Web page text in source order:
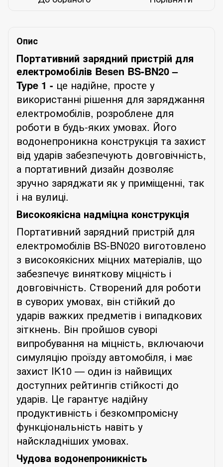
Опис
Портативний зарядний пристрій для
електромобілів Besen BS-BN20 –
Type 1 - це надійне, просте у
використанні рішення для заряджання
електромобілів, розроблене для
роботи в будь-яких умовах. Його
водонепроникна конструкція та захист
від ударів забезпечують довговічність,
а портативний дизайн дозволяє
зручно заряджати як у приміщенні, так
і на вулиці.
Високоякісна надміцна конструкція
Портативний зарядний пристрій для
електромобілів BS-BN020 виготовлено
з високоякісних міцних матеріалів, що
забезпечує виняткову міцність і
довговічність. Створений для роботи
в суворих умовах, він стійкий до
ударів важких предметів і випадкових
зіткнень. Він пройшов суворі
випробування на міцність, включаючи
симуляцію проїзду автомобіля, і має
захист IK10 — один із найвищих
доступних рейтингів стійкості до
ударів. Це гарантує надійну
продуктивність і безкомпромісну
функціональність навіть у
найскладніших умовах.
Чудова водонепроникність